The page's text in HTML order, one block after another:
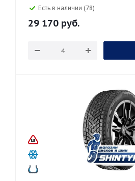
Есть в наличии (78)
29 170 руб.